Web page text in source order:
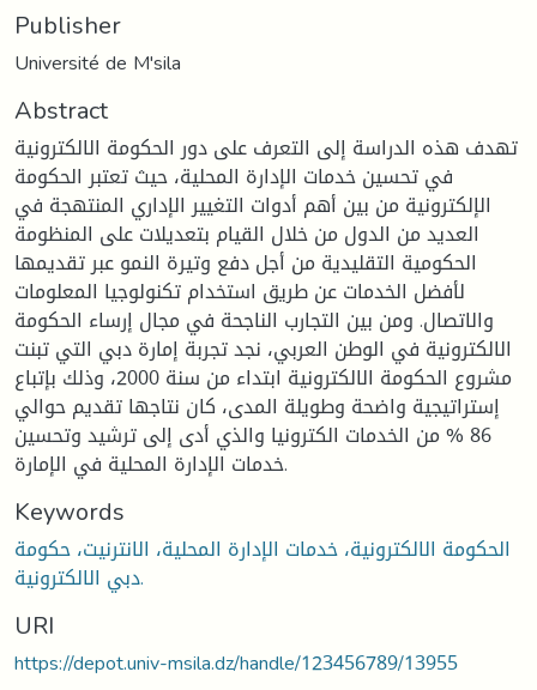
Publisher
Université de M'sila
Abstract
تهدف هذه الدراسة إلى التعرف على دور الحكومة الالكترونية
في تحسين خدمات الإدارة المحلية، حيث تعتبر الحكومة
الإلكترونية من بين أهم أدوات التغيير الإداري المنتهجة في
العديد من الدول من خلال القيام بتعديلات على المنظومة
الحكومية التقليدية من أجل دفع وتيرة النمو عبر تقديمها
لأفضل الخدمات عن طريق استخدام تكنولوجيا المعلومات
والاتصال. ومن بين التجارب الناجحة في مجال إرساء الحكومة
الالكترونية في الوطن العربي، نجد تجربة إمارة دبي التي تبنت
مشروع الحكومة الالكترونية ابتداء من سنة 2000، وذلك بإتباع
إستراتيجية واضحة وطويلة المدى، كان نتاجها تقديم حوالي
86 % من الخدمات الكترونيا والذي أدى إلى ترشيد وتحسين
خدمات الإدارة المحلية في الإمارة.
Keywords
الحكومة الالكترونية، خدمات الإدارة المحلية، الانترنيت، حكومة
دبي الالكترونية.
URI
https://depot.univ-msila.dz/handle/123456789/13955